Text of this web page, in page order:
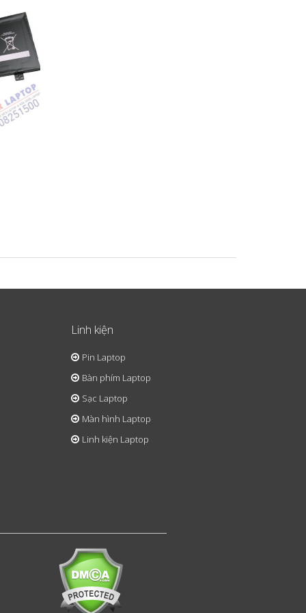
Linh kiện
Pin Laptop
Bàn phím Laptop
Sạc Laptop
Màn hình Laptop
Linh kiện Laptop